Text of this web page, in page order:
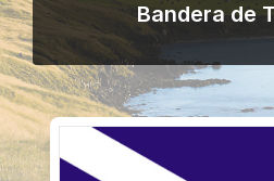
Bandera de